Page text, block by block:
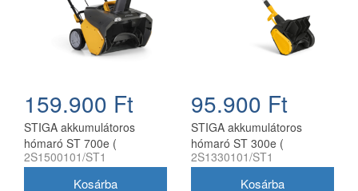
159.900 Ft
STIGA akkumulátoros
hómaró ST 700e (
akkumulátor és töltő nélkül )
2S1500101/ST1
95.900 Ft
STIGA akkumulátoros
hómaró ST 300e (
akkumulátor és töltő nélkül )
2S1330101/ST1